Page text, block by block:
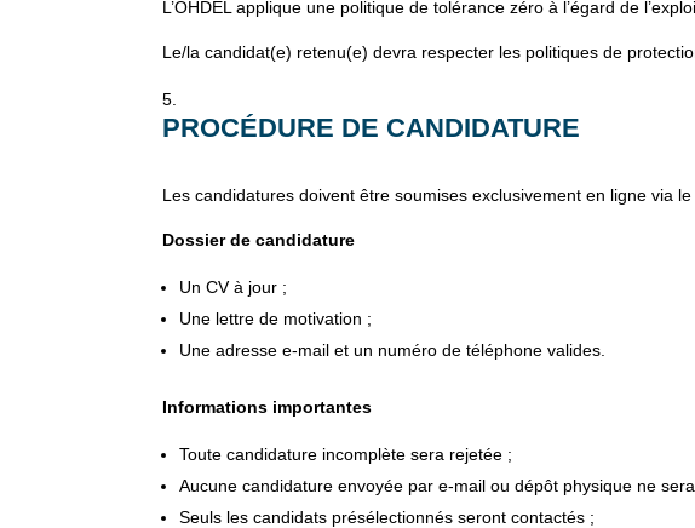
L’OHDEL applique une politique de tolérance zéro à l’égard de
Le/la candidat(e) retenu(e) devra respecter les politiques de
PROCÉDURE DE CANDIDATURE
Les candidatures doivent être soumises exclusivement en ligne via le
Dossier de candidature
Un CV à jour ;
Une lettre de motivation ;
Une adresse e-mail et un numéro de téléphone valides.
Informations importantes
Toute candidature incomplète sera rejetée ;
Aucune candidature envoyée par e-mail ou dépôt physique ne
Seuls les candidats présélectionnés seront contactés ;